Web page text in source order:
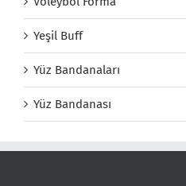
Yeşil Buff
Yüz Bandanaları
Yüz Bandanası